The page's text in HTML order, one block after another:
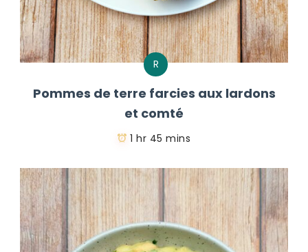
R
Pommes de terre farcies aux lardons
et comté
1 hr 45 mins